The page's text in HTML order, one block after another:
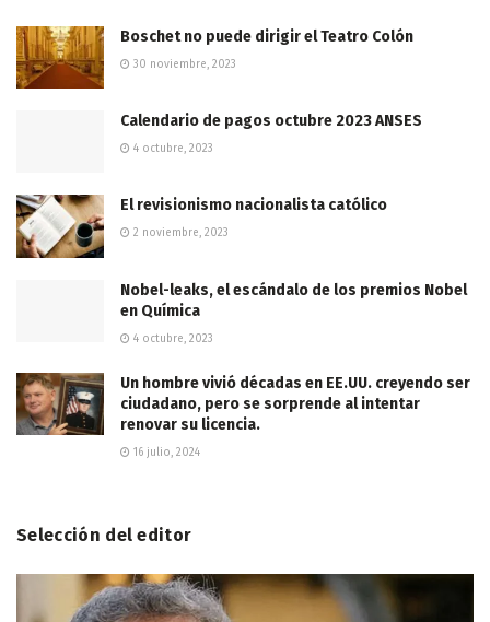
Boschet no puede dirigir el Teatro Colón
30 noviembre, 2023
Calendario de pagos octubre 2023 ANSES
4 octubre, 2023
El revisionismo nacionalista católico
2 noviembre, 2023
Nobel-leaks, el escándalo de los premios Nobel
en Química
4 octubre, 2023
Un hombre vivió décadas en EE.UU. creyendo ser
ciudadano, pero se sorprende al intentar
renovar su licencia.
16 julio, 2024
Selección del editor